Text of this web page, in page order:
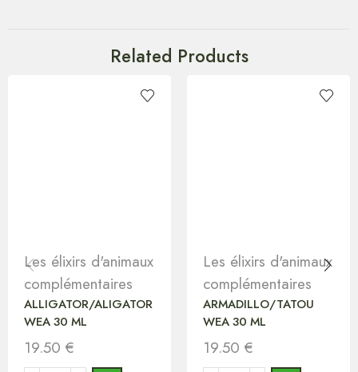
Related Products
Les élixirs d'animaux
complémentaires
ALLIGATOR/ALIGATOR
WEA 30 ML
19.50 €
Les élixirs d'animaux
complémentaires
ARMADILLO/TATOU
WEA 30 ML
19.50 €